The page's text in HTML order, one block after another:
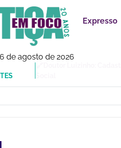
Expresso
de agosto de 2026